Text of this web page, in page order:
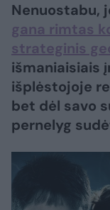
Nenuostabu,
gana rimtas
strateginis
išmaniaisiais
išplėstojoje
bet dėl savo
pernelyg